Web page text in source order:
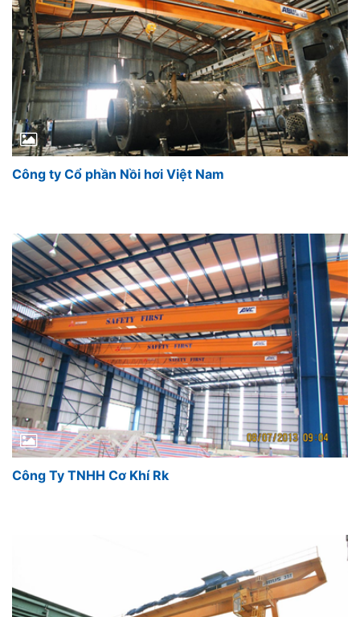
Công ty Cổ phần Nồi hơi Việt Nam
Công Ty TNHH Cơ Khí Rk